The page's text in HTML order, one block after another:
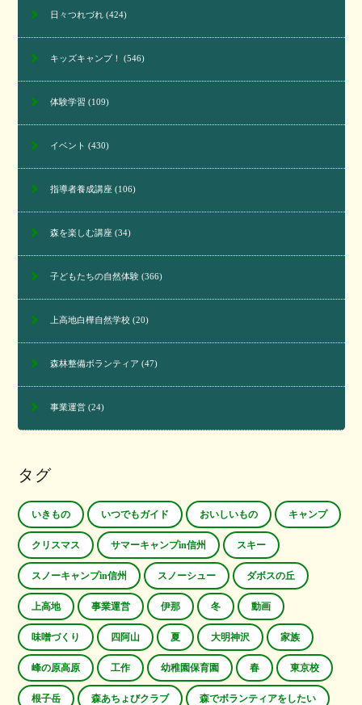
日々つれづれ(424)
キッズキャンプ！ (546)
体験学習 (109)
イベント (430)
指導者養成講座(106)
森を楽しむ講座(34)
子どもたちの自然体験(366)
上高地白樺自然学校(20)
森林整備ボランティア (47)
事業運営(24)
タグ
いきもの いつでもガイド おいしいもの キャンプ
クリスマス サマーキャンプin信州 スキー
スノーキャンプin信州 スノーシュー ダボスの丘
上高地 事業運営 伊那 冬 動画
味噌づくり 四阿山 夏 大明神沢 家族
峰の原高原 工作 幼稚園保育園 春 東京校
根子岳 森あちょびクラブ 森でボランティアをしたい